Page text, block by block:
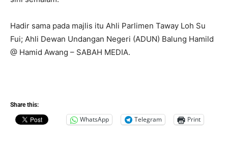
Hadir sama pada majlis itu Ahli Parlimen Taway Loh Su
Fui; Ahli Dewan Undangan Negeri (ADUN) Balung Hamild
@ Hamid Awang – SABAH MEDIA.
Share this:
WhatsApp Telegram Print